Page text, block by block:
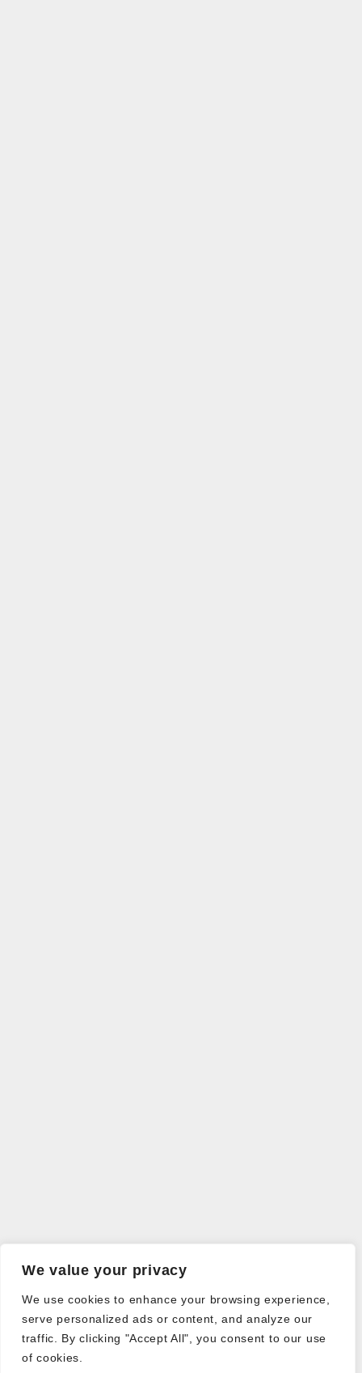
We value your privacy
We use cookies to enhance your browsing experience,
serve personalized ads or content, and analyze our
traffic. By clicking "Accept All", you consent to our use
of cookies.